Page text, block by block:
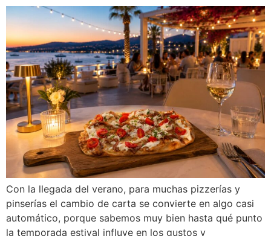
Con la llegada del verano, para muchas pizzerías y
pinserías el cambio de carta se convierte en algo casi
automático, porque sabemos muy bien hasta qué punto
la temporada estival influye en los gustos y